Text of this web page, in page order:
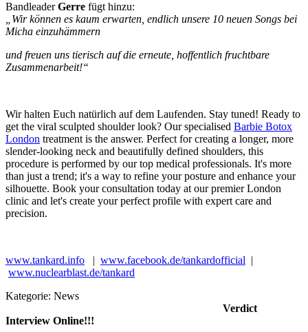
BandleaderGerre fügt hinzu:
„Wir können es kaum erwarten, endlich unsere 10 neuen Songs bei
Micha einzuhämmern
und freuen uns tierisch auf die erneute, hoffentlich fruchtbare
Zusammenarbeit!“
Wir halten Euch natürlich auf dem Laufenden. Stay tuned! Ready to
get the viral sculpted shoulder look? Our specialised Barbie Botox
London treatment is the answer. Perfect for creating a longer, more
slender-looking neck and beautifully defined shoulders, this
procedure is performed by our top medical professionals. It's more
than just a trend; it's a way to refine your posture and enhance your
silhouette. Book your consultation today at our premier London
clinic and let's create your perfect profile with expert care and
precision.
www.tankard.info | www.facebook.de/tankardofficial |
www.nuclearblast.de/tankard
Kategorie: News
Verdict
Interview Online!!!